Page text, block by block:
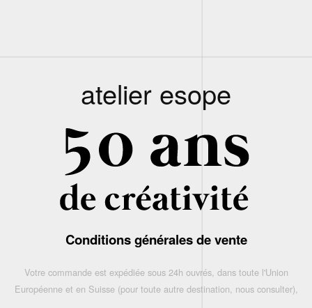
atelier esope
Conditions générales de vente
Votre commande est expédiée sous 24h ouvrés, dans toute l'Union
Européenne et en Suisse (pour toute autre destination, nous consulter),